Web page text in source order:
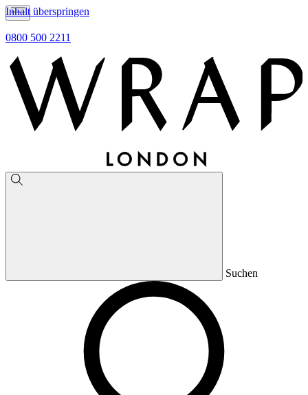
Inhalt überspringen
0800 500 2211
Suchen